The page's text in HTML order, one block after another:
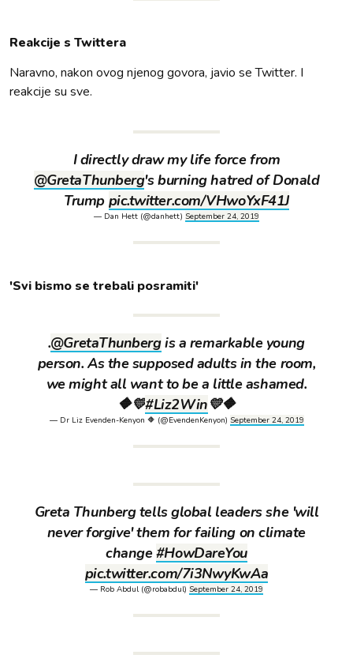
Reakcije s Twittera
Naravno, nakon ovog njenog govora, javio se Twitter. I
reakcije su sve.
I directly draw my life force from
@GretaThunberg's burning hatred of Donald
Trump pic.twitter.com/VHwoYxF41J
— Dan Hett (@danhett) September 24, 2019
'Svi bismo se trebali posramiti'
.@GretaThunbergis a remarkable young
person. As the supposed adults in the room,
we might all want to be a little ashamed.
🔶💛#Liz2Win💛🔶
— Dr Liz Evenden-Kenyon 🔶️ (@EvendenKenyon) September 24, 2019
Greta Thunberg tells global leaders she 'will
never forgive' them for failing on climate
change#HowDareYou
pic.twitter.com/7i3NwyKwAa
— Rob Abdul (@robabdul) September 24, 2019